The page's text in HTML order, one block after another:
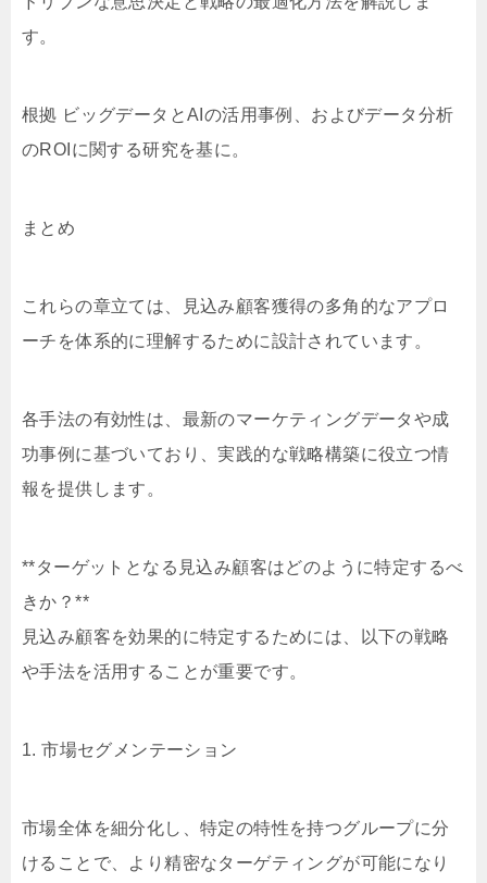
す。
根拠 ビッグデータとAIの活用事例、およびデータ分析
のROIに関する研究を基に。
まとめ
これらの章立ては、見込み顧客獲得の多角的なアプロ
ーチを体系的に理解するために設計されています。
各手法の有効性は、最新のマーケティングデータや成
功事例に基づいており、実践的な戦略構築に役立つ情
報を提供します。
**ターゲットとなる見込み顧客はどのように特定するべ
きか？**
見込み顧客を効果的に特定するためには、以下の戦略
や手法を活用することが重要です。
1. 市場セグメンテーション
市場全体を細分化し、特定の特性を持つグループに分
けることで、より精密なターゲティングが可能になり